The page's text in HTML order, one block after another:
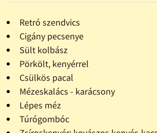
Retró szendvics
Cigány pecsenye
Sült kolbász
Pörkölt, kenyérrel
Csülkös pacal
Mézeskalács - karácsony
Lépes méz
Túrógombóc